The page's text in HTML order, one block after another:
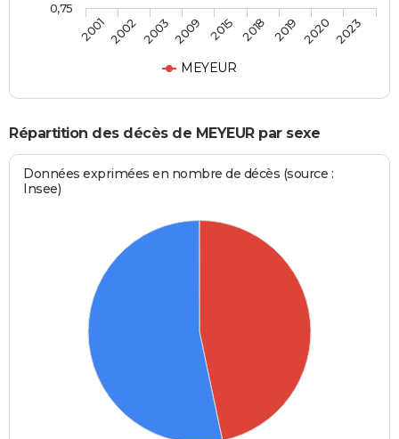
MEYEUR
20012002 20032009 2015 2018 2019 2020 2023
0,75
Répartition des décès de MEYEUR par sexe
Données exprimées en nombre de décès (source :
Insee)